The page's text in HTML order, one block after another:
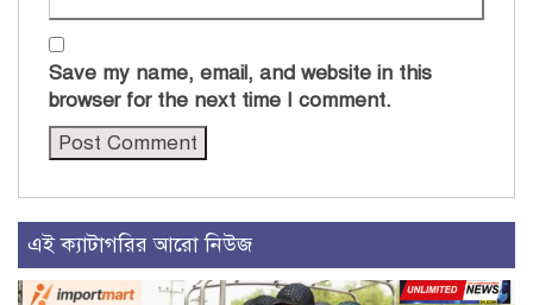
Save my name, email, and website in this
browser for the next time I comment.
এই ক্যাটাগরির আরো নিউজ